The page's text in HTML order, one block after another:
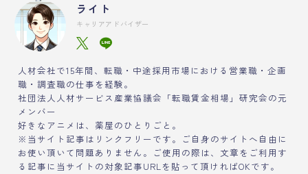
ライト
キャリアアドバイザー
人材会社で15年間、転職・中途採用市場における営業職・企画
職・調査職の仕事を経験。
社団法人人材サービス産業協議会「転職賃金相場」研究会の元
メンバー
好きなアニメは、薬屋のひとりごと。
※当サイト記事はリンクフリーです。ご自身のサイトへ自由に
お使い頂いて問題ありません。ご使用の際は、文章をご利用す
る記事に当サイトの対象記事URLを貼って頂ければOKです。